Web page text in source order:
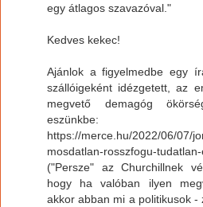
egy átlagos szavazóval."
Kedves kekec!
Ajánlok a figyelmedbe egy
szállóigeként idézgetett, az
megvető demagóg
eszünkbe:
https://merce.hu/2022/06/07/
mosdatlan-rosszfogu-
("Persze" az Churchillnek
hogy ha valóban ilyen
akkor abban mi a politikusok -